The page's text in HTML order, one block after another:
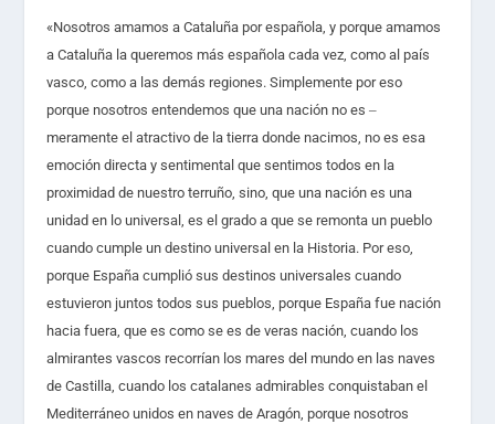
«Nosotros amamos a Cataluña por española, y porque amamos
a Cataluña la queremos más española cada vez, como al país
vasco, como a las demás regiones. Simplemente por eso
porque nosotros entendemos que una nación no es–
meramente el atractivo de la tierra donde nacimos, no es esa
emoción directa y sentimental que sentimos todos en la
proximidad de nuestro terruño, sino, que una nación es una
unidad en lo universal, es el grado a que se remonta un pueblo
cuando cumple un destino universal en la Historia. Por eso,
porque España cumplió sus destinos universales cuando
estuvieron juntos todos sus pueblos, porque España fue nación
hacia fuera, que es como se es de veras nación, cuando los
almirantes vascos recorrían los mares del mundo en las naves
de Castilla, cuando los catalanes admirables conquistaban el
Mediterráneo unidos en naves de Aragón, porque nosotros